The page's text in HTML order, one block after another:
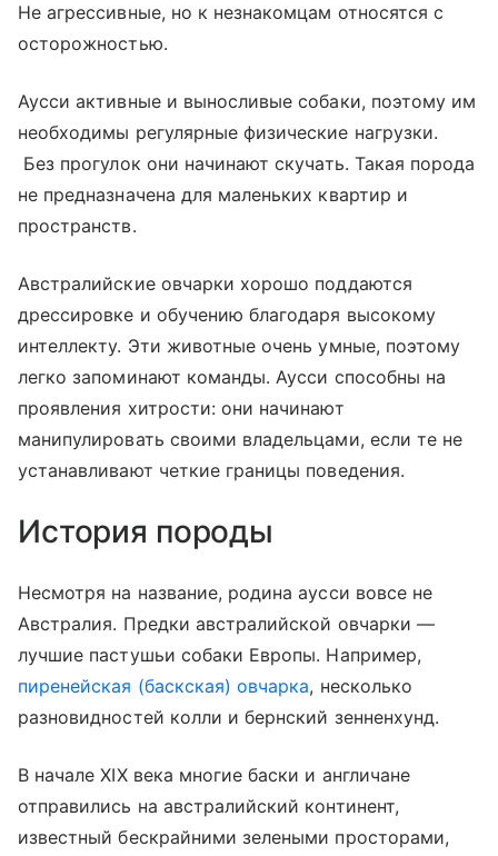
Не агрессивные, но к незнакомцам относятся с
осторожностью.
Аусси активные и выносливые собаки, поэтому им
необходимы регулярные физические нагрузки.
Без прогулок они начинают скучать. Такая порода
не предназначена для маленьких квартир и
пространств.
Австралийские овчарки хорошо поддаются
дрессировке и обучению благодаря высокому
интеллекту. Эти животные очень умные, поэтому
легко запоминают команды. Аусси способны на
проявления хитрости: они начинают
манипулировать своими владельцами, если те не
устанавливают четкие границы поведения.
История породы
Несмотря на название, родина аусси вовсе не
Австралия. Предки австралийской овчарки —
лучшие пастушьи собаки Европы. Например,
пиренейская (баскская) овчарка, несколько
разновидностей колли и бернский зенненхунд.
В начале XIX века многие баски и англичане
отправились на австралийский континент,
известный бескрайними зелеными просторами,